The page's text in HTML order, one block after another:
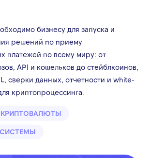
бизнесу для запуска и
решений по приему
платежей по всему миру: от
API и кошельков до стейблкоинов,
сверки данных, отчетности и white-
криптопроцессинга.
КРИПТОВАЛЮТЫ